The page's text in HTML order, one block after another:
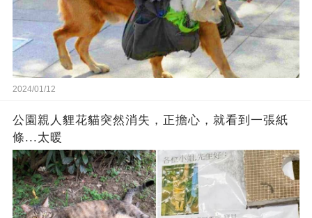
2024/01/12
公園親人貍花貓突然消失，正擔心，就看到一張紙
條...太暖